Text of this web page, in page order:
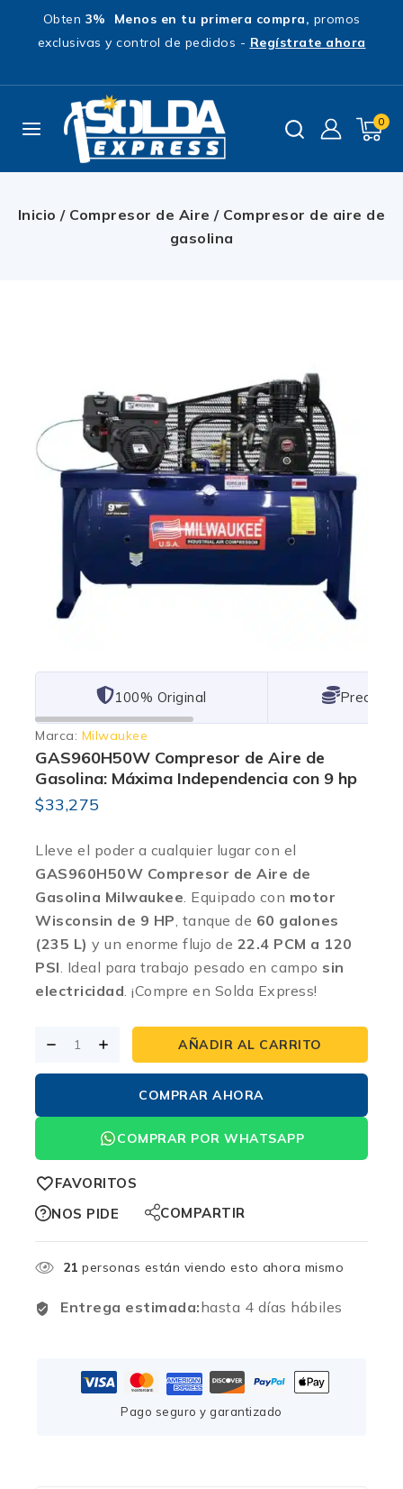
Obten 3% Menos en tu primera compra, promos
exclusivas y control de pedidos - Regístrate ahora
0
Inicio / Compresor de Aire / Compresor de aire de
gasolina
101% Original Lowest
Marca: Milwaukee
GAS960H50W Compresor de Aire de
Gasolina: Máxima Independencia con 9 hp
$33,275
Lleve el poder a cualquier lugar con el
GAS960H50W Compresor de Aire de
Gasolina Milwaukee. Equipado con motor
Wisconsin de 9 HP, tanque de 60 galones
(235 L) y un enorme flujo de 22.4 PCM a 120
PSI. Ideal para trabajo pesado en campo sin
electricidad. ¡Compre en Solda Express!
AÑADIR AL CARRITO
COMPRAR AHORA
COMPRAR POR WHATSAPP
FAVORITOS
NOS PIDE
COMPARTIR
21 personas están viendo esto ahora mismo
Entrega estimada:hasta 4 días hábiles
Pago seguro y garantizado